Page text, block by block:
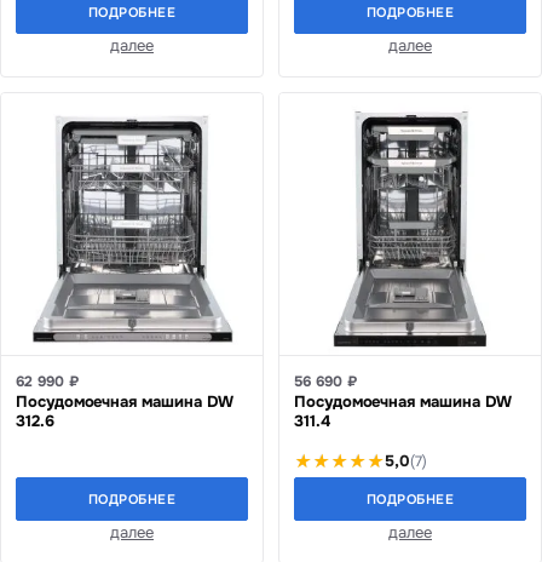
ПОДРОБНЕЕ
далее
ПОДРОБНЕЕ
далее
62 990 ₽
Посудомоечная машина DW
312.6
ПОДРОБНЕЕ
далее
56 690 ₽
Посудомоечная машина DW
311.4
5,0(7)
ПОДРОБНЕЕ
далее